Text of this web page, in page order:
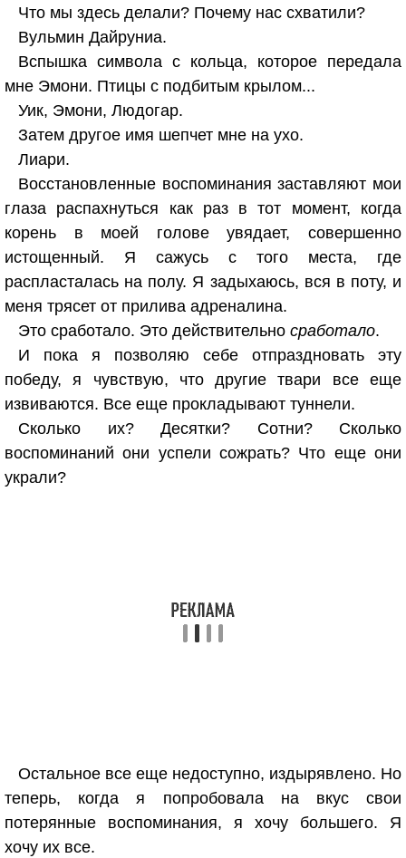
Что мы здесь делали? Почему нас схватили?
Вульмин Дайруниа.
Вспышка символа с кольца, которое передала
мне Эмони. Птицы с подбитым крылом...
Уик, Эмони, Людогар.
Затем другое имя шепчет мне на ухо.
Лиари.
Восстановленные воспоминания заставляют мои
глаза распахнуться как раз в тот момент, когда
корень в моей голове увядает, совершенно
истощенный. Я сажусь с того места, где
распласталась на полу. Я задыхаюсь, вся в поту, и
меня трясет от прилива адреналина.
Это сработало. Это действительно сработало.
И пока я позволяю себе отпраздновать эту
победу, я чувствую, что другие твари все еще
извиваются. Все еще прокладывают туннели.
Сколько их? Десятки? Сотни? Сколько
воспоминаний они успели сожрать? Что еще они
украли?
Остальное все еще недоступно, издырявлено. Но
теперь, когда я попробовала на вкус свои
потерянные воспоминания, я хочу большего. Я
хочу их все.